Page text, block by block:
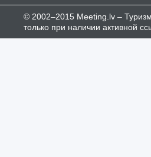
© 2002–2015 Meeting.lv –
только при наличии активной